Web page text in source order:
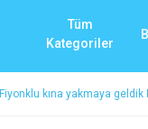
Tüm
Kategoriler
Fiyonklu kına yakmaya